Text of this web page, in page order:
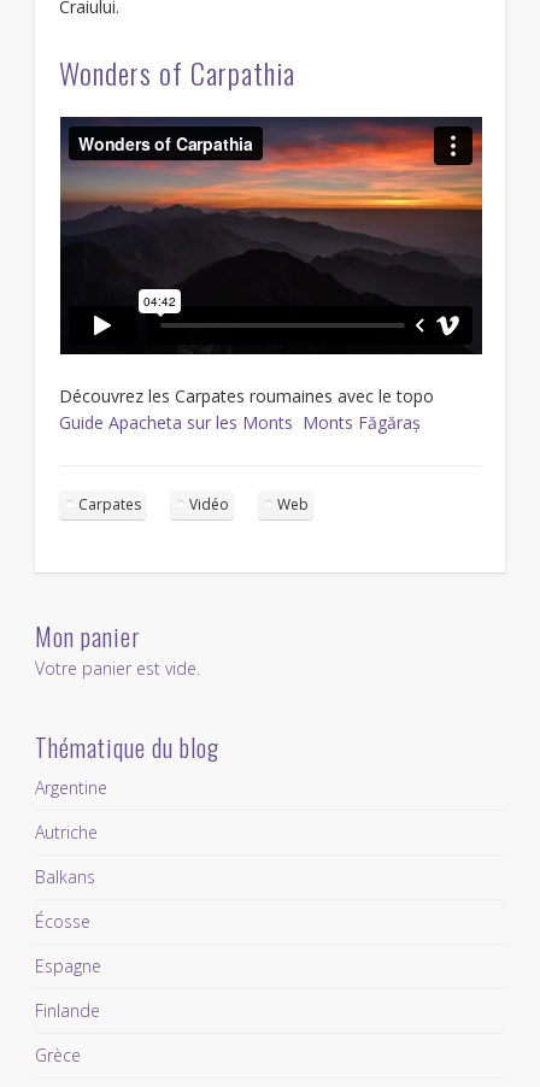
Craiului.
Wonders of Carpathia
Découvrez les Carpates roumaines avec le topo
Guide Apacheta sur les Monts Monts Făgăraș
Carpates Vidéo Web
Mon panier
Votre panier est vide.
Thématique du blog
Argentine
Autriche
Balkans
Écosse
Espagne
Finlande
Grèce